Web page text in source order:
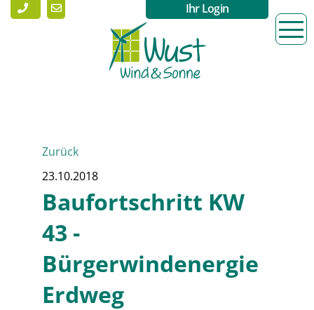
Ihr Login
Zurück
23.10.2018
Baufortschritt KW
43 -
Bürgerwindenergie
Erdweg